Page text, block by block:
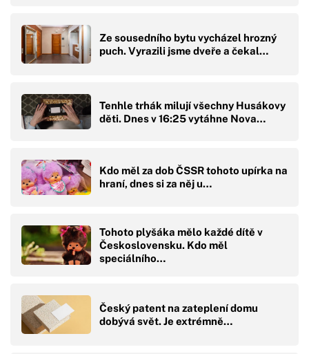
Ze sousedního bytu vycházel hrozný
puch. Vyrazili jsme dveře a čekal…
Tenhle trhák milují všechny Husákovy
děti. Dnes v 16:25 vytáhne Nova…
Kdo měl za dob ČSSR tohoto upírka na
hraní, dnes si za něj u…
Tohoto plyšáka mělo každé dítě v
Československu. Kdo měl
speciálního…
Český patent na zateplení domu
dobývá svět. Je extrémně…